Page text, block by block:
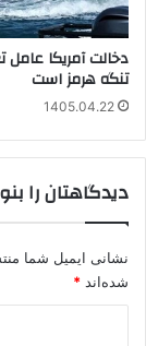
دخالت آمریکا
تنگه هرمز است
1405.04.22
دیدگاهتان را
نشانی ایمیل شما
شده‌اند *